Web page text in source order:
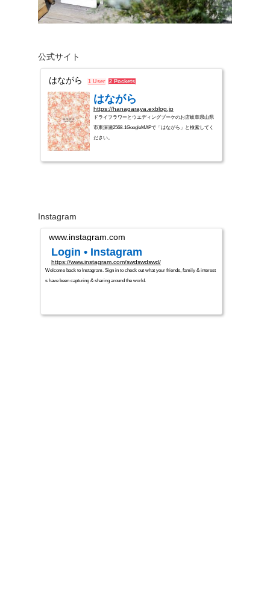
公式サイト
はながら 1 User 2 Pockets
はながら
https://hanagaraya.exblog.jp
ドライフラワーとウエディングブーケのお店岐阜県山県
市東深瀬2568-1GoogleMAPで「はながら」と検索してく
ださい。
Instagram
www.instagram.com
Login • Instagram
https://www.instagram.com/swdswdswd/
Welcome back to Instagram. Sign in to check out what your friends, family & interest
s have been capturing & sharing around the world.